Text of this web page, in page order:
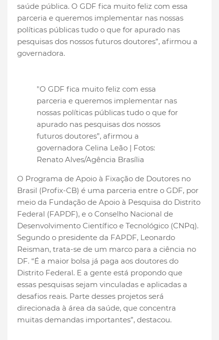
saúde pública. O GDF fica muito feliz com essa
parceria e queremos implementar nas nossas
políticas públicas tudo o que for apurado nas
pesquisas dos nossos futuros doutores”, afirmou a
governadora.
"O GDF fica muito feliz com essa
parceria e queremos implementar nas
nossas políticas públicas tudo o que for
apurado nas pesquisas dos nossos
futuros doutores”, afirmou a
governadora Celina Leão | Fotos:
Renato Alves/Agência Brasília
O Programa de Apoio à Fixação de Doutores no
Brasil (Profix-CB) é uma parceria entre o GDF, por
meio da Fundação de Apoio à Pesquisa do Distrito
Federal (FAPDF), e o Conselho Nacional de
Desenvolvimento Científico e Tecnológico (CNPq).
Segundo o presidente da FAPDF, Leonardo
Reisman, trata-se de um marco para a ciência no
DF. “É a maior bolsa já paga aos doutores do
Distrito Federal. E a gente está propondo que
essas pesquisas sejam vinculadas e aplicadas a
desafios reais. Parte desses projetos será
direcionada à área da saúde, que concentra
muitas demandas importantes”, destacou.